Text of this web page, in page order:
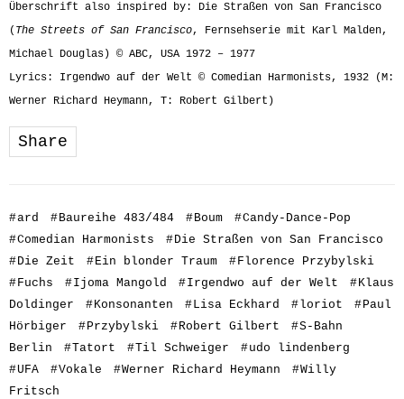
Überschrift also inspired by: Die Straßen von San Francisco
( The Streets of San Francisco, Fernsehserie mit Karl Malden,
Michael Douglas) © ABC, USA 1972 – 1977
Lyrics: Irgendwo auf der Welt © Comedian Harmonists, 1932 (M:
Werner Richard Heymann, T: Robert Gilbert)
Share
#ard #Baureihe 483/484 #Boum #Candy-Dance-Pop
#Comedian Harmonists #Die Straßen von San Francisco
#Die Zeit #Ein blonder Traum #Florence Przybylski
#Fuchs #Ijoma Mangold #Irgendwo auf der Welt #Klaus
Doldinger
#Konsonanten #Lisa Eckhard #loriot #Paul
Hörbiger
#Przybylski #Robert Gilbert #S-Bahn
Berlin
#Tatort #Til Schweiger #udo lindenberg
#UFA #Vokale #Werner Richard Heymann #Willy
Fritsch